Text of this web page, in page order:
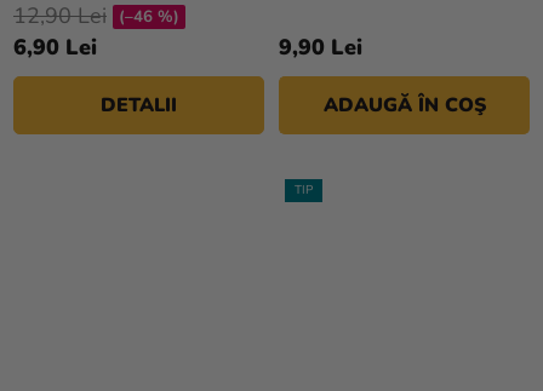
6,90 Lei
12,90 Lei (–46 %)
DETALII
9,90 Lei
ADAUGĂ ÎN COŞ
TIP